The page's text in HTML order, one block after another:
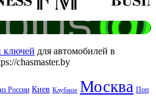
ключей для автомобилей в
chasmaster.by
России Киев Клубное Москва Поп